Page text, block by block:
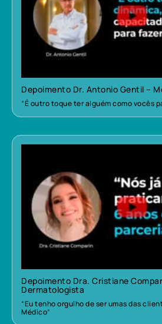
Depoimento Dr. Antonio Gentil –
“É outro toque ter alguém como vocês
Depoimento Dra. Cristiane
Dermatologista
“Eu tenho orgulho de ser umas das
Médico”